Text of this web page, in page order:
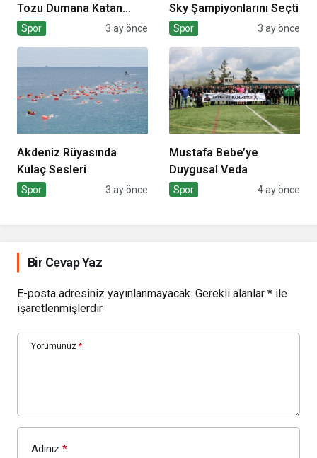
Tozu Dumana Katan
Mücadele
Spor 3 ay önce
Sky Şampiyonlarını Seçti
Spor 3 ay önce
Akdeniz Rüyasında
Kulaç Sesleri
Spor 3 ay önce
Mustafa Bebe’ye
Duygusal Veda
Spor 4 ay önce
Bir Cevap Yaz
E-posta adresiniz yayınlanmayacak. Gerekli alanlar * ile
işaretlenmişlerdir
Yorumunuz *
Adınız *